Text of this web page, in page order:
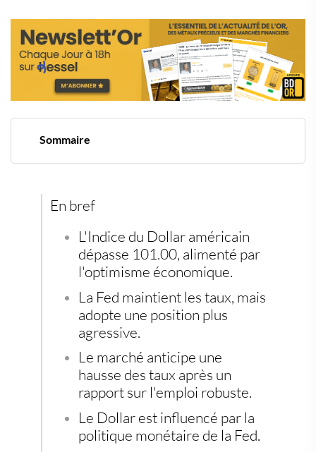
Sommaire
dÃ©cisif
L'emploi amÃ©ricain : un indicateur clÃ© pour les
marchÃ©s
Investissements alternatifs : une sÃ©curitÃ© face aux
incertitudes
En bref
L'Indice du Dollar américain
dépasse 101.00, alimenté par
l'optimisme économique.
La Fed maintient les taux, mais
adopte une position plus
agressive.
Le marché anticipe une
hausse des taux après un
rapport sur l'emploi robuste.
Le Dollar est influencé par la
politique monétaire de la Fed.